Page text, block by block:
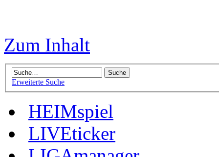
Zum Inhalt
Erweiterte Suche
HEIMspiel
LIVEticker